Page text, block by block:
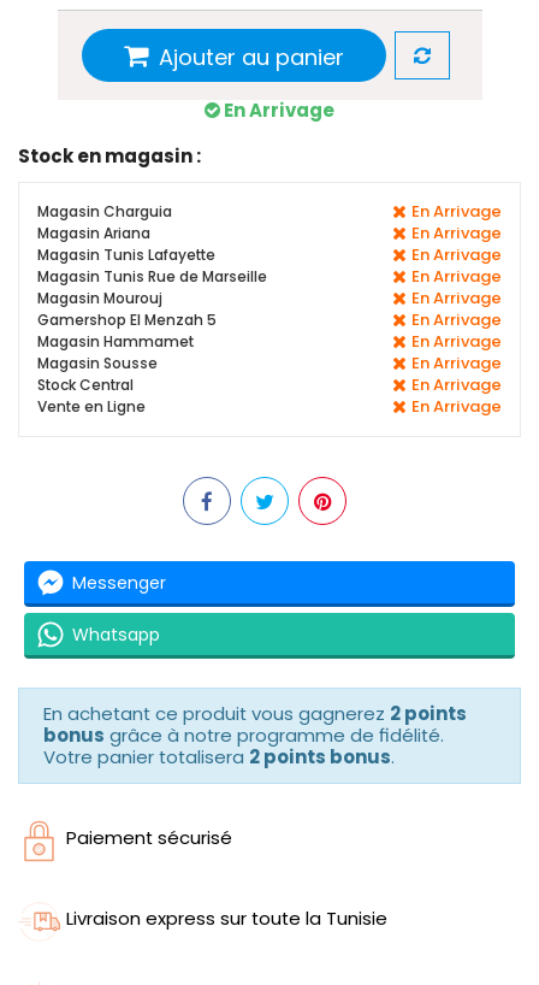
Ajouter au panier
En Arrivage
Stock en magasin :
Magasin Charguia En Arrivage
Magasin Ariana En Arrivage
Magasin Tunis Lafayette En Arrivage
Magasin Tunis Rue de Marseille En Arrivage
Magasin Mourouj En Arrivage
Gamershop El Menzah 5 En Arrivage
Magasin Hammamet En Arrivage
Magasin Sousse En Arrivage
Stock Central En Arrivage
Vente en Ligne En Arrivage
Messenger
Whatsapp
En achetant ce produit vous gagnerez 2 points
bonus grâce à notre programme de fidélité.
Votre panier totalisera 2 points bonus.
Paiement sécurisé
Livraison express sur toute la Tunisie